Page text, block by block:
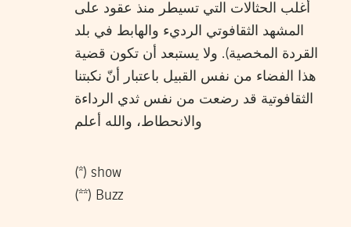
أغلب الحثالات التي تسيطر منذ عقود على
المشهد الثقافوتي الرديء والهابط في بلد
القردة المخصية). ولا يستبعد أن تكون قضية
هذا الفضاء من نفس القبيل باعتبار أنّ نكبتنا
الثقافوتية قد رضعت من نفس ثدي الرداءة
والانحطاط، والله أعلم
(*) show
(**) Buzz